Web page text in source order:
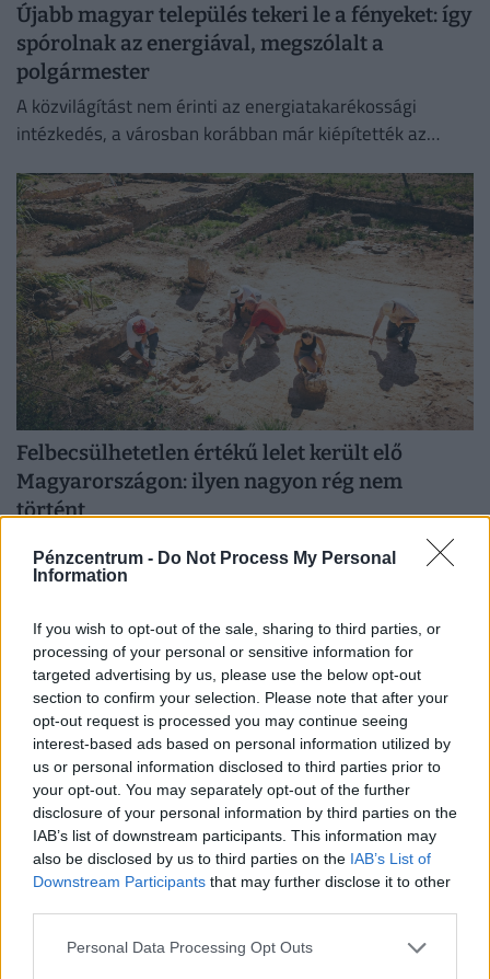
Pénzcentrum - Do Not Process My Personal
Information
If you wish to opt-out of the sale, sharing to third parties, or
processing of your personal or sensitive information for
targeted advertising by us, please use the below opt-out
section to confirm your selection. Please note that after your
opt-out request is processed you may continue seeing
interest-based ads based on personal information utilized by
us or personal information disclosed to third parties prior to
your opt-out. You may separately opt-out of the further
disclosure of your personal information by third parties on the
IAB’s list of downstream participants. This information may
also be disclosed by us to third parties on the IAB’s List of
Downstream Participants that may further disclose it to other
Personal Data Processing Opt Outs
Újabb magyar település tekeri le a fényeket: így
spórolnak az energiával, megszólalt a
polgármester
A közvilágítást nem érinti az energiatakarékossági
intézkedés, a városban korábban már kiépítették az
Felbecsülhetetlen értékű lelet került elő
Magyarországon: ilyen nagyon rég nem
történt
A lelet hatalmas jelentőséggel bír, segítségével ugyanis
tovább kutathatók lesznek a római kori múlt emlékei a
Újabb közkedvelt strandon rendeltek el fürdési
tilalmat: súlyos a vízminőség-romlás
A Szent Anna-tó Közép- és Kelet-Európa egyetlen